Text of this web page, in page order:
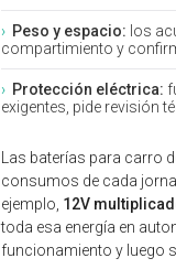
› Peso y espacio: los
compartimiento y
› Protección eléctrica:
exigentes, pide revisión
Las baterías para carro
consumos de cada
ejemplo, 12V
toda esa energía en
funcionamiento y luego